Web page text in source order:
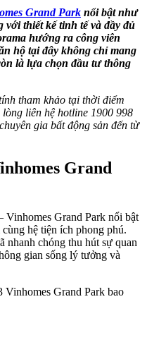
Grand Park nổi bật như
với thiết kế tinh tế và đầy đủ
hướng ra công viên
hộ tại đây không chỉ mang
là lựa chọn đầu tư thông
tham khảo tại thời điểm
liên hệ hotline 1900 998
gia bất động sản đến từ
Grand
Vinhomes Grand Park nổi bật
hệ tiện ích phong phú.
nhanh chóng thu hút sự quan
gian sống lý tưởng và
Vinhomes Grand Park bao